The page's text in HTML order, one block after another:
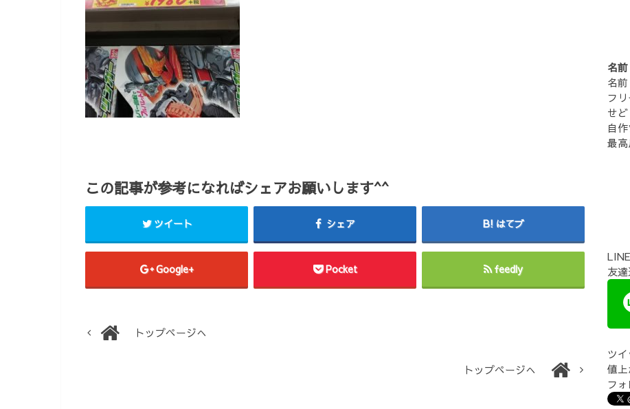
この記事が参考になればシェアお願いします^^
ツイート シェア はてブ
Google+ Pocket feedly
トップページへ
トップページへ
名前
名
フ
せど
自
最
友
ツ
値上
フ